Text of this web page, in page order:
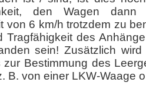
den Wagen dann
von 6 km/h trotzdem zu
Tragfähigkeit des
sein! Zusätzlich
Bestimmung des
B. von einer LKW-Waage